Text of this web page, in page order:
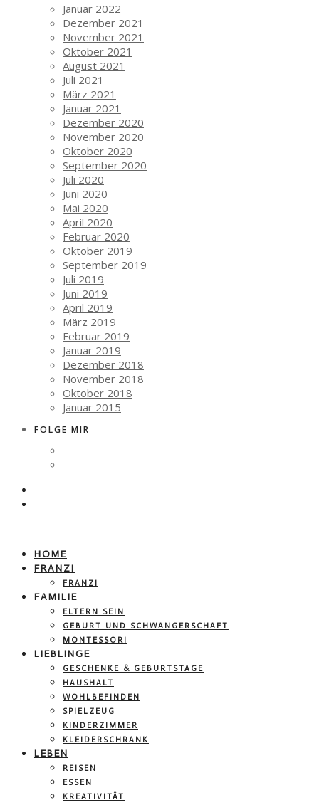
Januar 2022
Dezember 2021
November 2021
Oktober 2021
August 2021
Juli 2021
März 2021
Januar 2021
Dezember 2020
November 2020
Oktober 2020
September 2020
Juli 2020
Juni 2020
Mai 2020
April 2020
Februar 2020
Oktober 2019
September 2019
Juli 2019
Juni 2019
April 2019
März 2019
Februar 2019
Januar 2019
Dezember 2018
November 2018
Oktober 2018
Januar 2015
FOLGE MIR
HOME
FRANZI
FRANZI
FAMILIE
ELTERN SEIN
GEBURT UND SCHWANGERSCHAFT
MONTESSORI
LIEBLINGE
GESCHENKE & GEBURTSTAGE
HAUSHALT
WOHLBEFINDEN
SPIELZEUG
KINDERZIMMER
KLEIDERSCHRANK
LEBEN
REISEN
ESSEN
KREATIVITÄT